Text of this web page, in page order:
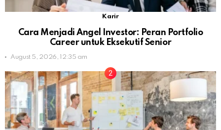
Karir
Cara Menjadi Angel Investor: Peran Portfolio
Career untuk Eksekutif Senior
August 5, 2026, 12:35 am